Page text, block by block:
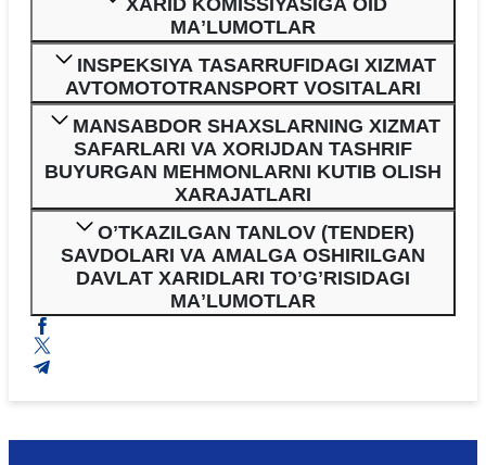
XARID KOMISSIYASIGA OID
MAʼLUMOTLAR
INSPEKSIYA TASARRUFIDAGI XIZMAT
AVTOMOTOTRANSPORT VOSITALARI
MANSABDOR SHAXSLARNING XIZMAT
SAFARLARI VA XORIJDAN TASHRIF
BUYURGAN MEHMONLARNI KUTIB OLISH
XARAJATLARI
OʼTKAZILGAN TANLOV (TENDER)
SAVDOLARI VA AMALGA OSHIRILGAN
DAVLAT XARIDLARI TOʼGʼRISIDAGI
MAʼLUMOTLAR